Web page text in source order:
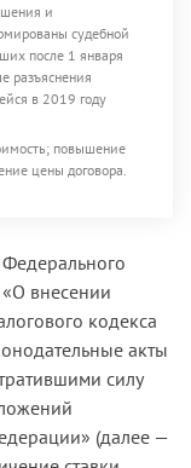
и
судебной
после 1 января
разъяснения
в 2019 году
повышение
цены договора.
Федерального
внесении
кодекса
акты
силу
(далее —